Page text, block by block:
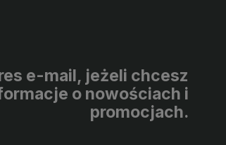
e-mail, jeżeli chcesz
o nowościach i
promocjach.